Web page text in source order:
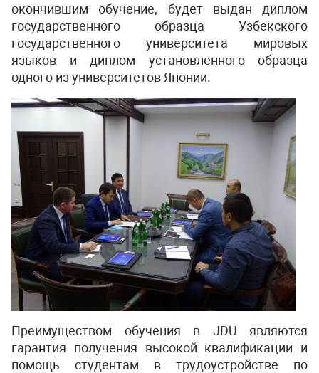
окончившим обучение, будет выдан диплом
государственного образца Узбекского
государственного университета мировых
языков и диплом установленного образца
одного из университетов Японии.
Преимуществом обучения в JDU являются
гарантия получения высокой квалификации и
помощь студентам в трудоустройстве по